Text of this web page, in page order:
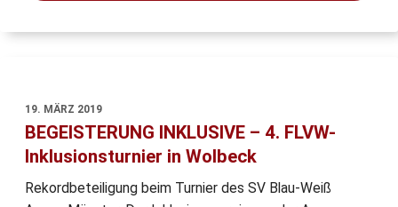
19. MÄRZ 2019
BEGEISTERUNG INKLUSIVE – 4. FLVW-
Inklusionsturnier in Wolbeck
Rekordbeteiligung beim Turnier des SV Blau-Weiß